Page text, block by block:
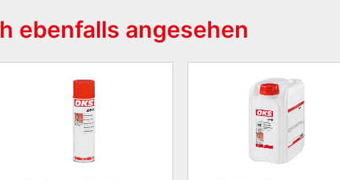
ebenfalls angesehen